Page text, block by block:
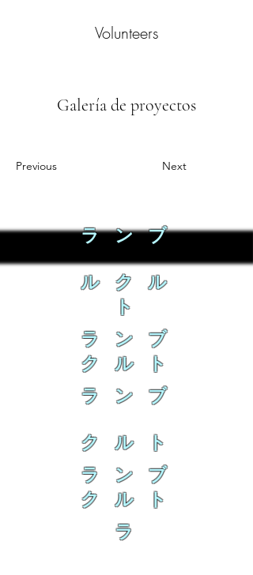
Volunteers
Galería de proyectos
Previous Next
ラ ン ブ
ル ク ル
ト
ラ ン ブ
ク ル ト
ラ ン ブ
ク ル ト
ラ ン ブ
ク ル ト
ラ